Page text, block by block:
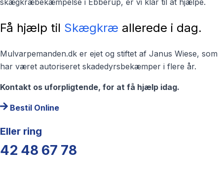
skægkræbekæmpelse i Ebberup, er vi klar til at hjælpe.
Få hjælp til Skægkræ allerede i dag.
Mulvarpemanden.dk er ejet og stiftet af Janus Wiese, som
har været autoriseret skadedyrsbekæmper i flere år.
Kontakt os uforpligtende, for at få hjælp idag.
Bestil Online
Eller ring
42 48 67 78